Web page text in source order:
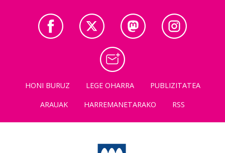
HONI BURUZ LEGE OHARRA
PUBLIZITATEA
ARAUAK
HARREMANETARAKO RSS